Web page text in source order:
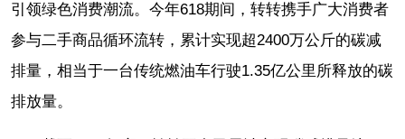
引领绿色消费潮流。今年618期间，转转携手广大消费者
参与二手商品循环流转，累计实现超2400万公斤的碳减
排量，相当于一台传统燃油车行驶1.35亿公里所释放的碳
排放量。